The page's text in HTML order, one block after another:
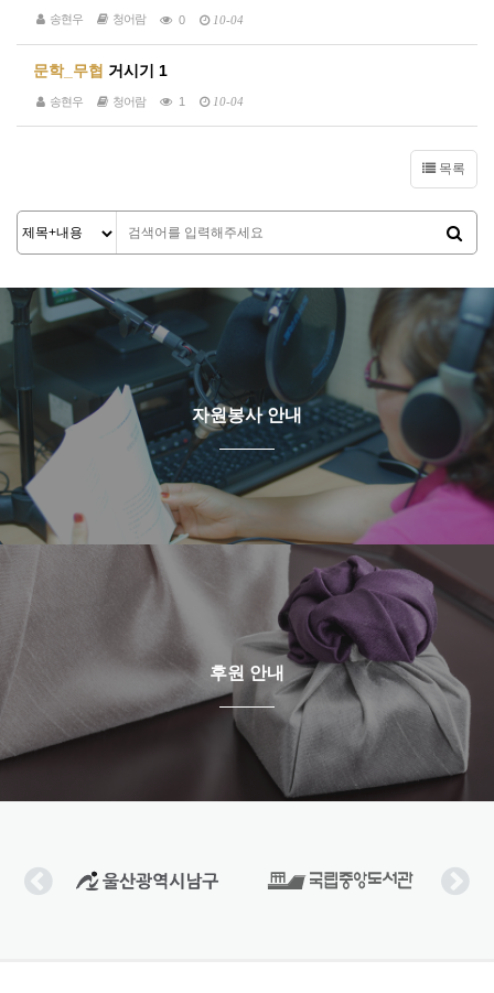
송현우 청어람 0 10-04
문학_무협 거시기 1
송현우 청어람 1 10-04
목록
자원봉사 안내
후원 안내